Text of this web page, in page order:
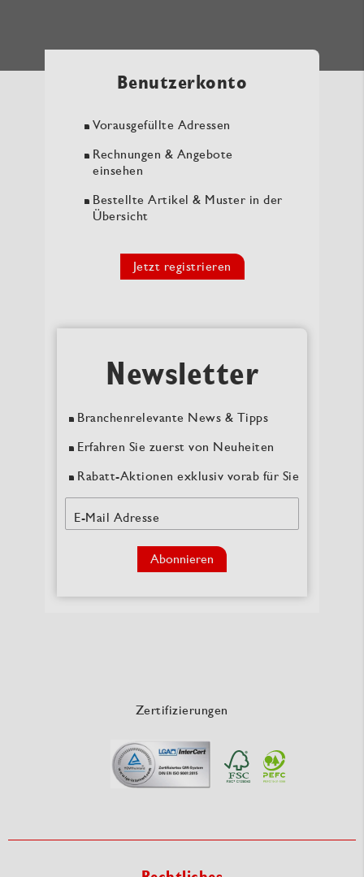
Newsletter
Branchenrelevante News & Tipps
Erfahren Sie zuerst von Neuheiten
Rabatt-Aktionen exklusiv vorab für Sie
E-Mail Adresse
Abonnieren
Benutzerkonto
Vorausgefüllte Adressen
Rechnungen & Angebote
einsehen
Bestellte Artikel & Muster in der
Übersicht
Jetzt registrieren
Zertifizierungen